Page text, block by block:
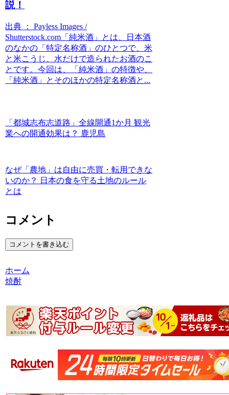
説！
出典 ： Payless Images /
Shutterstock.com「純米酒」とは、日本酒
のなかの「特定名称酒」のひとつで、米
と米こうじ、水だけで造られたお酒のこ
とです。今回は、「純米酒」の特徴や、
「純米酒」とそのほかの特定名称酒と...
「都城志布志道路」全線開通1か月 観光
業への開通効果は？ 鹿児島
なぜ「農地」は自由に売買・転用できな
いのか？ 日本の食を守る土地のルール
とは
コメント
コメントを書き込む
ホーム
焼酎